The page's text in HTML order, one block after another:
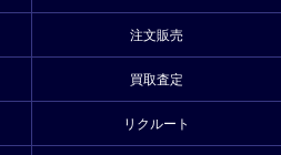
注文販売
買取査定
リクルート